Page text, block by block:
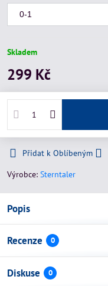
Skladem
299 Kč
Přidat k Oblíbeným
Výrobce: Sterntaler
Popis
Recenze 0
Diskuse 0